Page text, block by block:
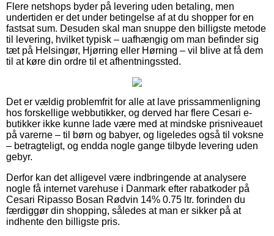
Flere netshops byder på levering uden betaling, men
undertiden er det under betingelse af at du shopper for en
fastsat sum. Desuden skal man snuppe den billigste metode
til levering, hvilket typisk – uafhængig om man befinder sig
tæt på Helsingør, Hjørring eller Hørning – vil blive at få dem
til at køre din ordre til et afhentningssted.
Det er vældig problemfrit for alle at lave prissammenligning
hos forskellige webbutikker, og derved har flere Cesari e-
butikker ikke kunne lade være med at mindske prisniveauet
på varerne – til børn og babyer, og ligeledes også til voksne
– betragteligt, og endda nogle gange tilbyde levering uden
gebyr.
Derfor kan det alligevel være indbringende at analysere
nogle få internet varehuse i Danmark efter rabatkoder på
Cesari Ripasso Bosan Rødvin 14% 0.75 ltr. forinden du
færdiggør din shopping, således at man er sikker på at
indhente den billigste pris.